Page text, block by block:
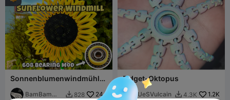
Sonnenblumenwindmühle
- 608-Lager-Mod
BamBam
 828 244
Fidget-Oktopus
UeSVulcain  4.3K 1.2K